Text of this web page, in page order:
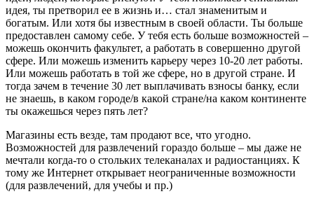
идея, ты претворил ее в жизнь и… стал зна­менитым и
богатым. Или хотя бы известным в своей области. Ты больше
предоставлен самому себе. У тебя есть больше возмож­ностей –
можешь окончить фа­культет, а работать в совершенно другой
сфере. Или можешь изме­нить карьеру через 10-20 лет рабо­ты.
Или можешь работать в той же сфере, но в другой стране. И
тог­да зачем в течение 30 лет выпла­чивать взносы банку, если
не зна­ешь, в каком городе/в какой стра­не/на каком континенте
ты ока­жешься через пять лет?
Магазины есть везде, там про­дают все, что угодно.
Возможнос­тей для развлечений гораздо боль­ше – мы даже не
мечтали когда-то о стольких телеканалах и радио­станциях. К
тому же Интернет от­крывает неограниченные возмож­ности
(для развлечений, для уче­бы и пр.)